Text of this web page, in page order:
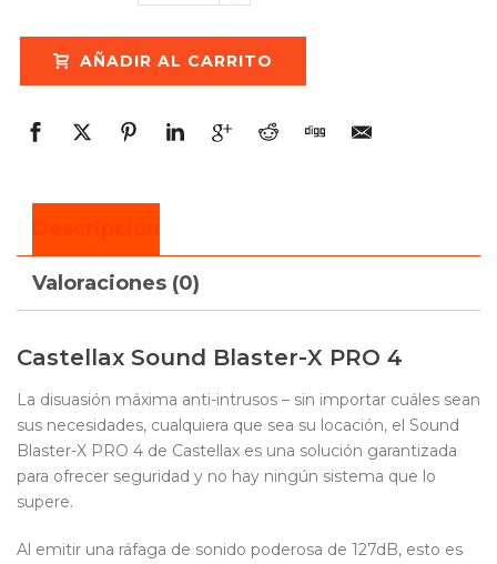
AÑADIR AL CARRITO
Valoraciones (0)
Castellax Sound Blaster-X PRO 4
La disuasión máxima anti-intrusos – sin importar cuáles sean
sus necesidades, cualquiera que sea su locación, el Sound
Blaster-X PRO 4 de Castellax es una solución garantizada
para ofrecer seguridad y no hay ningún sistema que lo
supere.
Al emitir una ráfaga de sonido poderosa de 127dB, esto es